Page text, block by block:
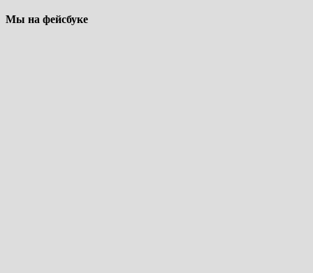
Мы на фейсбуке